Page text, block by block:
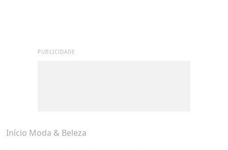
PUBLICIDADE
Início Moda & Beleza